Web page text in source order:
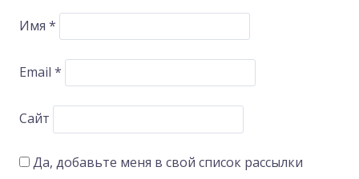
Имя *
Email *
Сайт
Да, добавьте меня в свой список рассылки